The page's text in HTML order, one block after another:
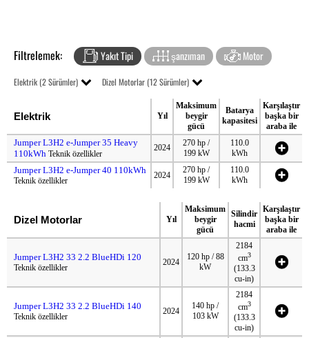
Filtrelemek: Yakıt Tipi şanzıman Motor
Elektrik (2 Sürümler) Dizel Motorlar (12 Sürümler)
Elektrik Yıl
Maksimum
beygir
gücü
Batarya
kapasitesi
Karşılaştır
başka bir
araba ile
Jumper L3H2 e-Jumper 35 Heavy
110kWh Teknik özellikler
2024
270 hp /
199 kW
110.0
kWh
Jumper L3H2 e-Jumper 40 110kWh
Teknik özellikler
2024
270 hp /
199 kW
110.0
kWh
Dizel Motorlar Yıl
Maksimum
beygir
gücü
Silindir
hacmi
Karşılaştır
başka bir
araba ile
Jumper L3H2 33 2.2 BlueHDi 120
Teknik özellikler
2024
120 hp / 88
kW
2184
cm3
(133.3
cu-in)
Jumper L3H2 33 2.2 BlueHDi 140
Teknik özellikler
2024
140 hp /
103 kW
2184
cm3
(133.3
cu-in)